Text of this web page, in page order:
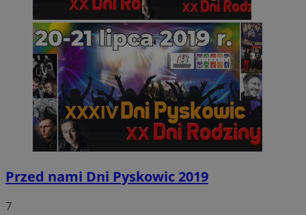
Przed nami Dni Pyskowic 2019
7